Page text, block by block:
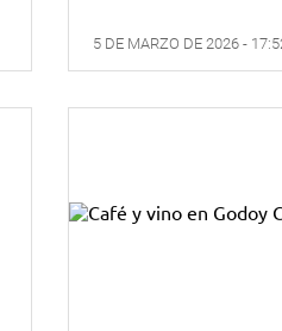
5 DE MARZO DE 2026 -